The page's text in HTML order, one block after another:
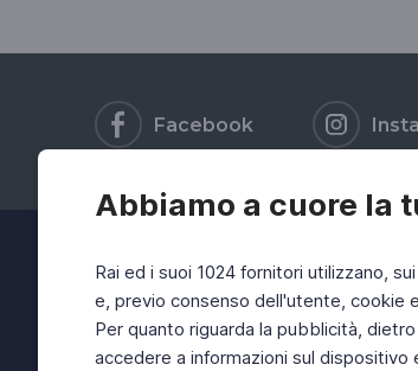
Abbiamo a cuore la
Rai ed i suoi 1024 fornitori utilizzano,
e, previo consenso dell'utente, cookie
Per quanto riguarda la pubblicità,
accedere a informazioni sul
Facebook